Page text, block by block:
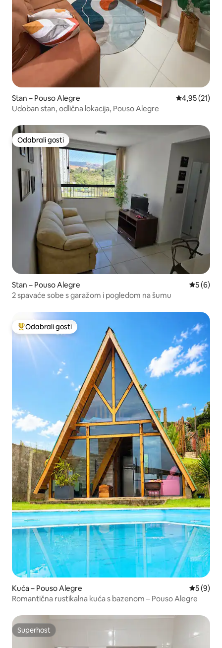
Stan – Pouso Alegre Prosječna
4,95 (21)
Udoban stan, odlična lokacija, Pouso Alegre
Odabrali gosti
Odabrali gosti
Stan – Pouso Alegre
5 (6)
2 spavaće sobe s garažom i pogledom na šumu
Među najviše rangiranima s oznakom „Odabrali gosti”
Odabrali gosti
Kuća – Pouso Alegre
5 (9)
Romantična rustikalna kuća s bazenom – Pouso Alegre
Superhost
Superhost